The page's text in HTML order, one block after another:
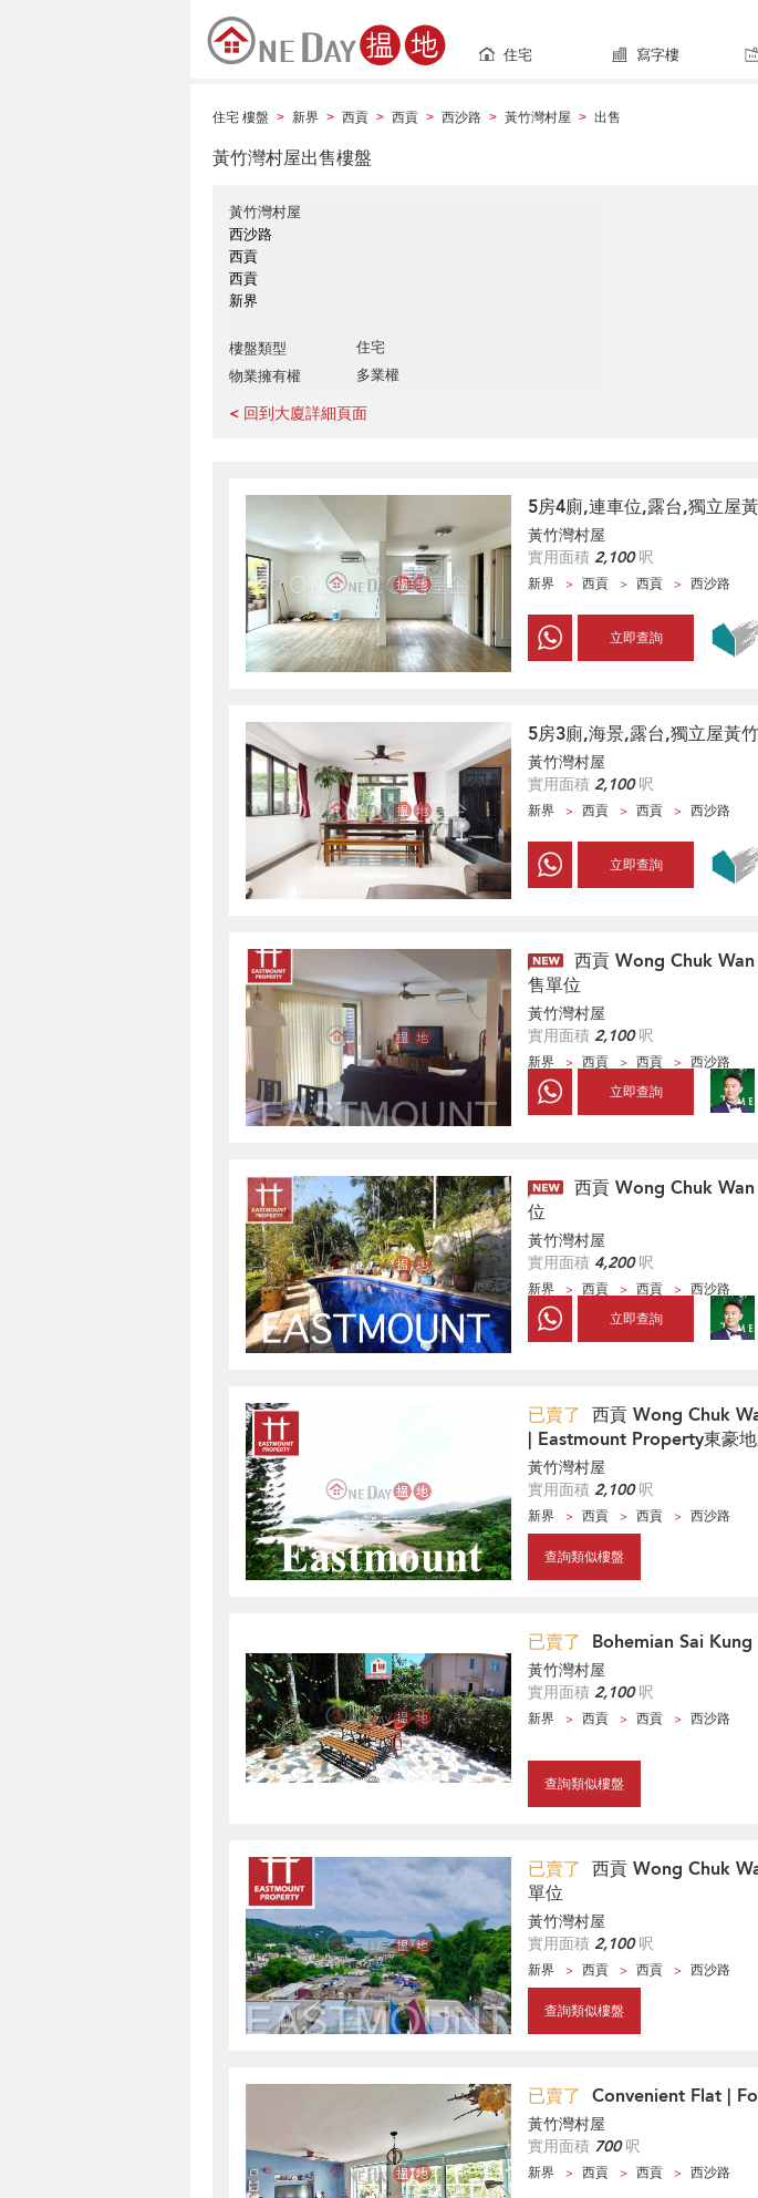
住宅 寫字樓
住宅 樓盤 > 新界 > 西貢 > 西貢 > 西沙路 > 黃竹灣村屋 > 出售
黃竹灣村屋出售樓盤
黃竹灣村屋
西沙路
西貢
西貢
新界
樓盤類型 住宅
物業擁有權 多業權
< 回到大廈詳細頁面
5房4廁,連車位,露台,獨立屋
黃竹灣村屋
實用面積 2,100呎
新界 西貢 西貢 西沙路
立即查詢
5房3廁,海景,露台,獨立屋黃
黃竹灣村屋
實用面積 2,100呎
新界 西貢 西貢 西沙路
立即查詢
西貢 Wong Chuk
售單位
黃竹灣村屋
實用面積 2,100呎
新界 西貢 西貢
西沙路
立即查詢
西貢 Wong Chuk
位
黃竹灣村屋
實用面積 4,200呎
新界 西貢 西貢
西沙路
立即查詢
已賣了 西貢 Wong Chuk
| Eastmount Property東豪
黃竹灣村屋
實用面積 2,100呎
新界 西貢 西貢 西沙路
查詢類似樓盤
已賣了 Bohemian Sai
黃竹灣村屋
實用面積 2,100呎
新界 西貢 西貢 西沙路
查詢類似樓盤
已賣了 西貢 Wong Chuk
單位
黃竹灣村屋
實用面積 2,100呎
新界 西貢 西貢 西沙路
查詢類似樓盤
已賣了 Convenient Flat |
黃竹灣村屋
實用面積 700呎
新界 西貢 西貢 西沙路